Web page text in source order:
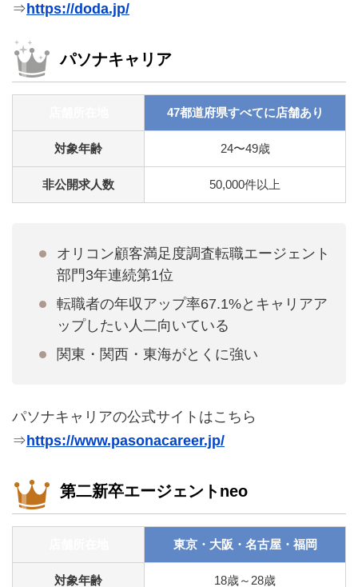
⇒ https://doda.jp/
パソナキャリア
47都道府県すべてに店舗あり
対象年齢 24〜49歳
非公開求人数 50,000件以上
オリコン顧客満足度調査転職エージェント
部門3年連続第1位
転職者の年収アップ率67.1%とキャリアア
ップしたい人二向いている
関東・関西・東海がとくに強い
パソナキャリアの公式サイトはこちら
⇒ https://www.pasonacareer.jp/
第二新卒エージェントneo
東京・大阪・名古屋・福岡
対象年齢 18歳～28歳